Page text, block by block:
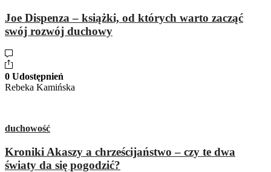
Joe Dispenza – książki, od których warto zacząć
swój rozwój duchowy
0 Udostępnień
Rebeka Kamińska
duchowość
Kroniki Akaszy a chrześcijaństwo – czy te dwa
światy da się pogodzić?